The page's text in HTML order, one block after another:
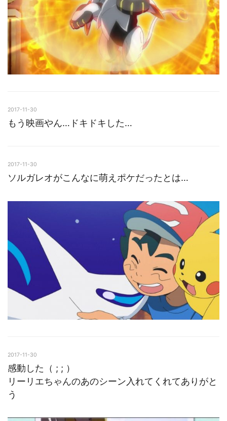
2017-11-30
もう映画やん…ドキドキした…
2017-11-30
ソルガレオがこんなに萌えポケだったとは…
2017-11-30
感動した（ ; ; ）
リーリエちゃんのあのシーン入れてくれてありがと
う